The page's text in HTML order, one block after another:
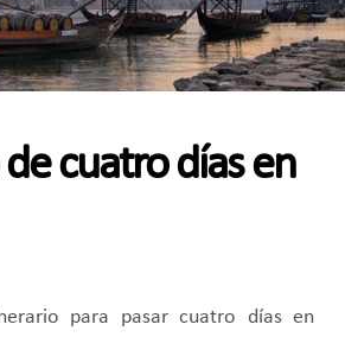
cuatro días en
para pasar cuatro días en